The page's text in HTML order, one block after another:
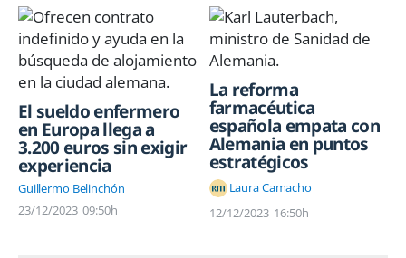
El sueldo enfermero
en Europa llega a
3.200 euros sin exigir
experiencia
Guillermo Belinchón
23/12/2023 09:50h
La reforma
farmacéutica
española empata con
Alemania en puntos
estratégicos
Laura Camacho
12/12/2023 16:50h